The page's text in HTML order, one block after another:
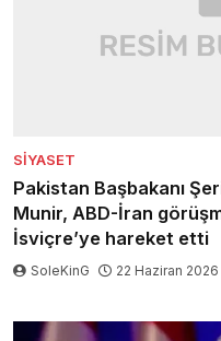
SIYASET
Pakistan Başbakanı
Munir, ABD-İran
İsviçre’ye hareket etti
SoleKinG 22 Haziran 2026